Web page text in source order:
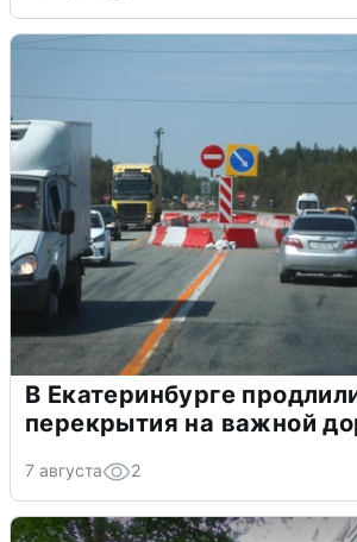
В Екатеринбурге
перекрытия на важной
7 августа 2